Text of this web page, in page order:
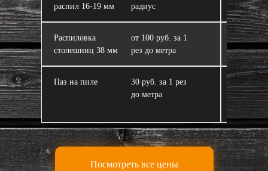
распил 16‑19 мм
радиус
Распиловка
столешниц 38 мм
от 100 руб. за 1
рез до метра
Склейка
из ЛДСП
Паз на пиле
30 руб. за 1 рез
до метра
Завал
Посмотреть все цены